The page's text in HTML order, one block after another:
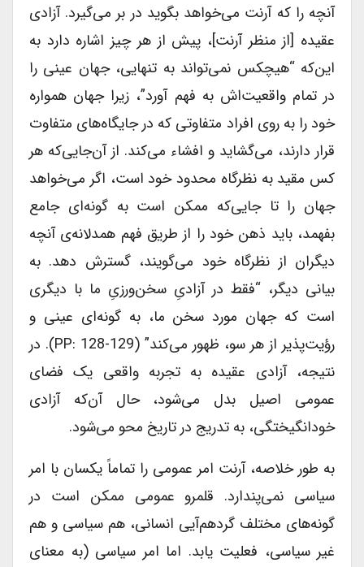
آنچه را که آرنت می‌خواهد بگوید در بر می‌گیرد. آزادی
عقیده [از منظر آرنت]، پیش از هر چیز اشاره دارد به
این‌که “هیچکس نمی‌تواند به تنهایی، جهان عینی را
در تمام واقعیت‌اش به فهم آورد”، زیرا جهان همواره
خود را به روی افراد متفاوتی که در جایگاه‌های متفاوت
قرار دارند، می‌گشاید و افشاء می‌کند. از آن‌جایی‌که هر
کس مقید به نظرگاه محدود خود است، اگر می‌خواهد
جهان را تا جایی‌که ممکن است به گونه‌ای جامع
بفهمد، باید ذهن خود را از طریق فهم همدلانه‌ی آنچه
دیگران از نظرگاه خود می‌گویند، گسترش دهد. به
بیانی دیگر، “فقط در آزادیِ سخن‌ورزیِ ما با دیگری
است که جهان مورد سخن ما، به گونه‌ای عینی و
رؤیت‌پذیر از هر سو، ظهور می‌کند” (PP: 128-129). در
نتیجه، آزادی عقیده به تجربه واقعی یک فضای
عمومی اصیل بدل می‌شود، حال آن‌که آزادی
خودانگیختگی، به تدریج در تاریخ محو می‌شود.
به طور خلاصه، آرنت امر عمومی را تماماً یکسان با امر
سیاسی نمی‌پندارد. قلمرو عمومی ممکن است در
گونه‌های مختلف گردهم‌آیی انسانی، هم سیاسی و هم
غیر سیاسی، فعلیت یابد. اما امر سیاسی (به معنای